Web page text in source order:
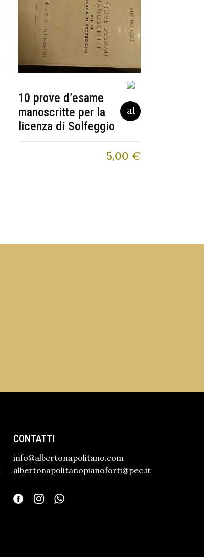
10 prove d’esame
manoscritte per la
licenza di Solfeggio
5,00 €
CONTATTI
info@albertonapolitano.com
albertonapolitanopianoforti@pec.it